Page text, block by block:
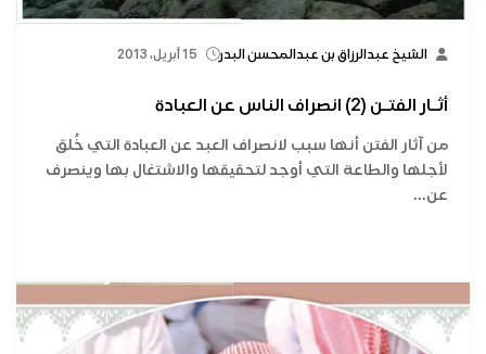
الشيخ عبدالرزاق بن عبدالمحسن البدر 15 أبريل، 2013
أثـار الفتـن (2) انصراف الناس عن العبادة
من آثار الفتن أنها سبب لانصراف العبد عن العبادة التي خُلق
لأجلها والطاعة التي أوجد لتحقيقها والاشتغال بها وينصرف
عن...